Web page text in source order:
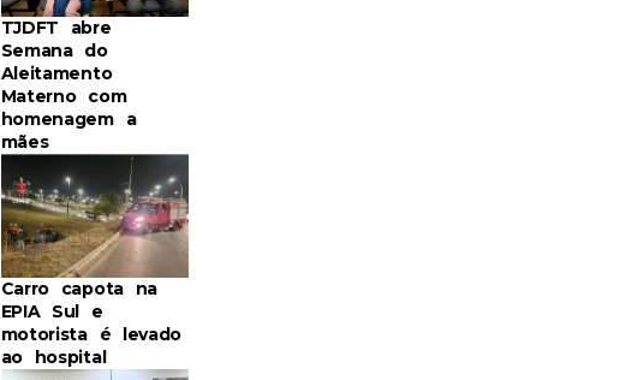
TJDFT abre
Semana do
Aleitamento
Materno com
homenagem a
mães
Carro capota na
EPIA Sul e
motorista é levado
ao hospital